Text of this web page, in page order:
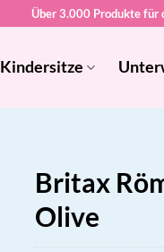
Über 3.000 Produkte für
Kindersitze
Britax
Olive